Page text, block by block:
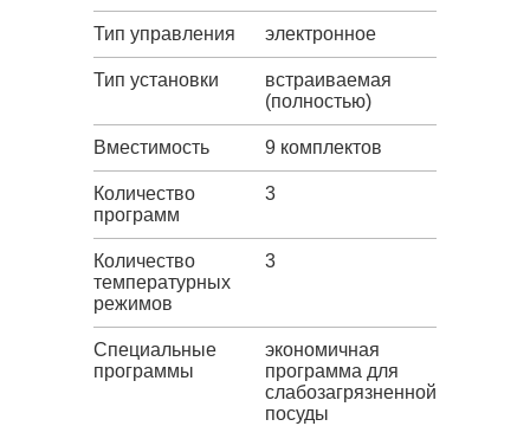
Тип управления электронное
Тип установки
встраиваемая
(полностью)
Вместимость 9 комплектов
Количество
программ
3
Количество
температурных
режимов
3
Специальные
программы
экономичная
программа для
слабозагрязненной
посуды